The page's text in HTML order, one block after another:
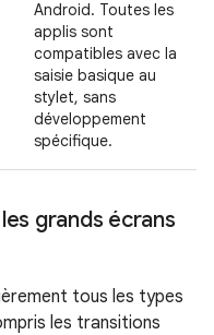
Android. Toutes les
applis sont
compatibles avec la
saisie basique au
stylet, sans
développement
spécifique.
grands écrans
tous les types
les transitions